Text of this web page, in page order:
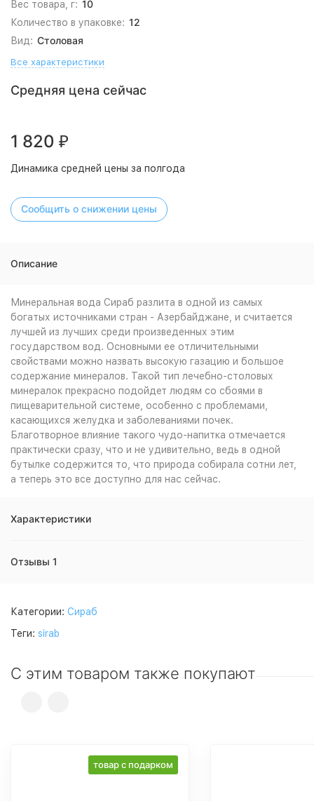
Вес товара, г: 10
Количество в упаковке: 12
Вид: Столовая
Все характеристики
Средняя цена сейчас
1 820 ₽
Динамика средней цены за полгода
Сообщить о снижении цены
Описание
Минеральная вода Сираб разлита в одной из самых
богатых источниками стран - Азербайджане, и считается
лучшей из лучших среди произведенных этим
государством вод. Основными ее отличительными
свойствами можно назвать высокую газацию и большое
содержание минералов. Такой тип лечебно-столовых
минералок прекрасно подойдет людям со сбоями в
пищеварительной системе, особенно с проблемами,
касающихся желудка и заболеваниями почек.
Благотворное влияние такого чудо-напитка отмечается
практически сразу, что и не удивительно, ведь в одной
бутылке содержится то, что природа собирала сотни лет,
а теперь это все доступно для нас сейчас.
Характеристики
Отзывы 1
Категории: Сираб
Теги: sirab
С этим товаром также покупают
товар с подарком